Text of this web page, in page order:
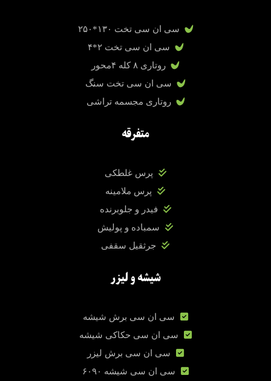
سی ان سی تخت ۱۳۰*۲۵۰
سی ان سی تخت ۲*۴
روتاری ۸ کله ۴محور
سی ان سی تخت سنگ
روتاری مجسمه تراشی
متفرقه
پرس غلطکی
پرس ملامینه
فیدر و جلوبرنده
سمباده و پولیش
جرثقیل سقفی
شیشه و لیزر
سی ان سی برش شیشه
سی ان سی حکاکی شیشه
سی ان سی برش لیزر
سی ان سی شیشه ۶۰۹۰